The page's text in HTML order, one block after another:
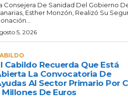
Consejera De Sanidad Del Gobierno
Esther Monzón, Realizó Su
5, 2026
Cabildo Recuerda Que Está
La Convocatoria De
Al Sector Primario Por
Millones De Euros